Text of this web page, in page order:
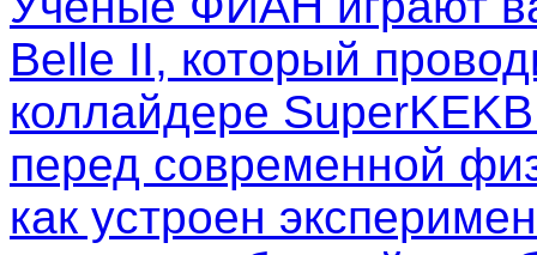
Belle II, который
коллайдере
перед современной
как устроен